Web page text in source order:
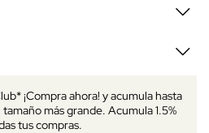
¡Compra ahora! y acumula hasta
más grande. Acumula 1.5%
tus compras.